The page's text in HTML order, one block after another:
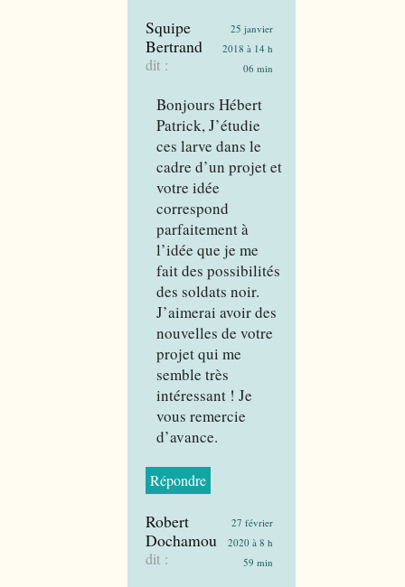
Squipe
Bertrand
dit :
25 janvier
2018 à 14 h
06 min
Bonjours Hébert
Patrick, J’étudie
ces larve dans le
cadre d’un projet et
votre idée
correspond
parfaitement à
l’idée que je me
fait des possibilités
des soldats noir.
J’aimerai avoir des
nouvelles de votre
projet qui me
semble très
intéressant ! Je
vous remercie
d’avance.
Répondre
Robert
Dochamou
dit :
27 février
2020 à 8 h
59 min